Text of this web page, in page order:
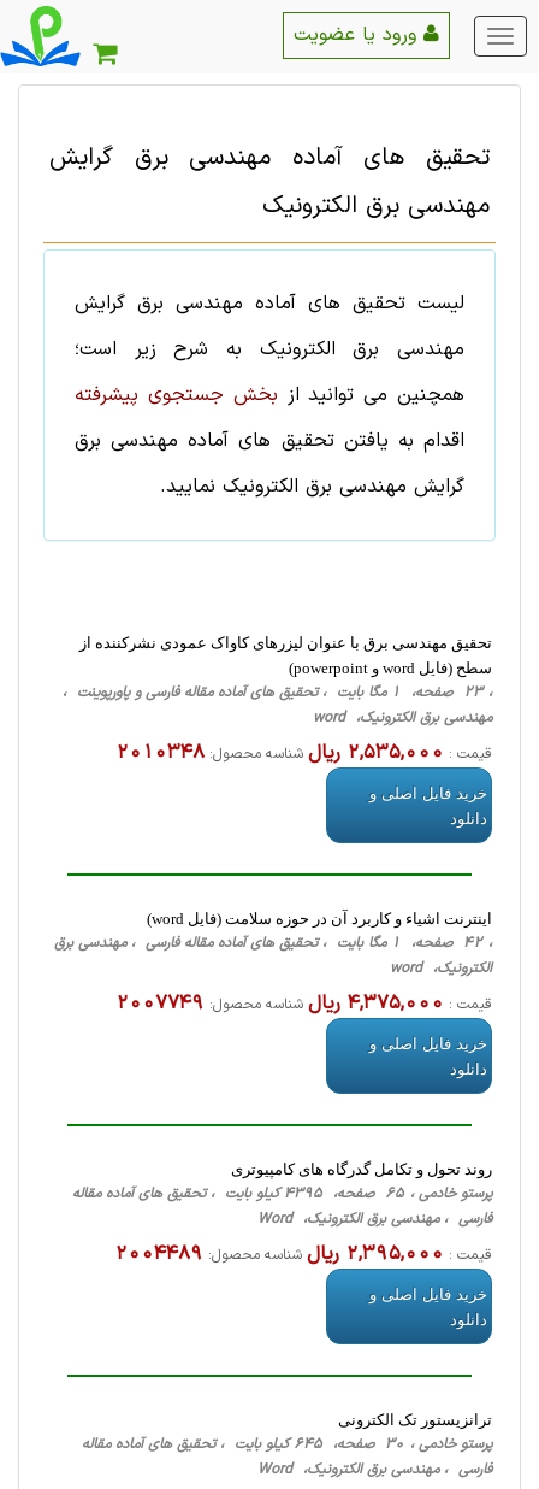
منو
اصلی
تحقیق های آماده مهندسی برق گرایش
مهندسی برق الکترونیک
لیست تحقیق های آماده مهندسی برق گرایش
مهندسی برق الکترونیک به شرح زیر است؛
همچنین می توانید از بخش جستجوی پیشرفته
اقدام به یافتنتحقیق های آماده مهندسی برق
گرایش مهندسی برق الکترونیک نمایید.
تحقیق مهندسی برق با عنوان لیزرهای کاواک عمودی نشرکننده از
سطح (فایل word و powerpoint)
، 23 صفحه، 1 مگا بایت ، تحقیق های آماده مقاله فارسی و پاورپوینت ،
مهندسی برق الکترونیک، word
قیمت : 2,535,000 ریال شناسه محصول: 2010348
خرید فایل اصلی و
دانلود
اینترنت اشیاء و کاربرد آن در حوزه سلامت (فایل word)
، 42 صفحه، 1 مگا بایت ، تحقیق های آماده مقاله فارسی ، مهندسی برق
الکترونیک، word
قیمت : 4,375,000 ریال شناسه محصول: 2007749
خرید فایل اصلی و
دانلود
روند تحول و تکامل گدرگاه های کامپیوتری
پرستو خادمی ، 65 صفحه، 4395 کیلو بایت ، تحقیق های آماده مقاله
فارسی ، مهندسی برق الکترونیک، Word
قیمت : 2,395,000 ریال شناسه محصول: 2004489
خرید فایل اصلی و
دانلود
ترانزیستور تک الکترونی
پرستو خادمی ، 30 صفحه، 645 کیلو بایت ، تحقیق های آماده مقاله
فارسی ، مهندسی برق الکترونیک، Word